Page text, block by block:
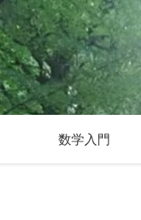
数学入門